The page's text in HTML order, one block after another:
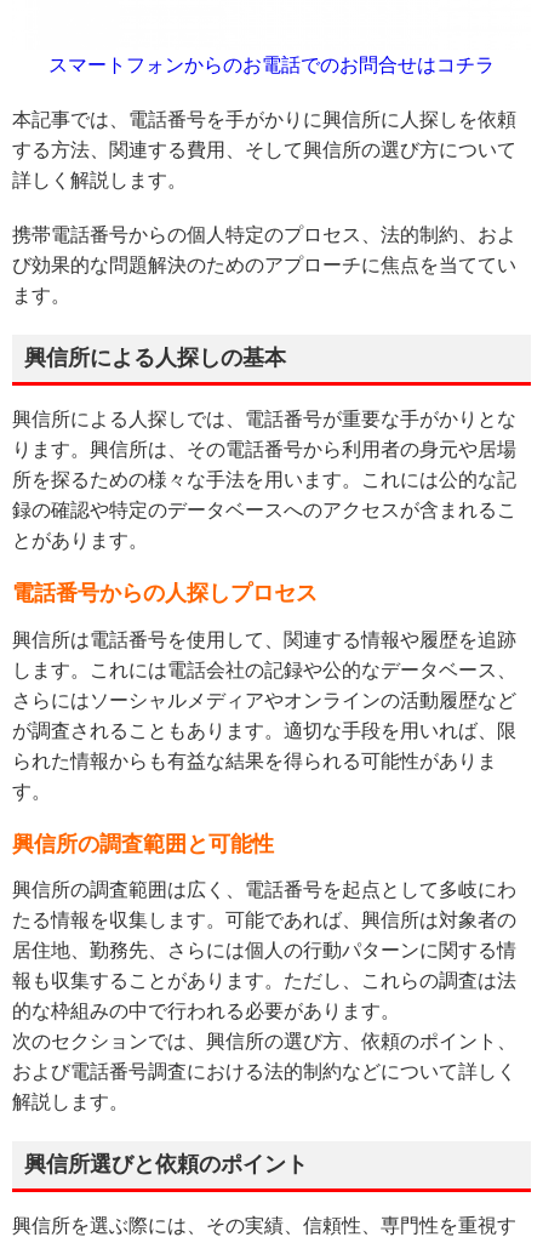
スマートフォンからのお電話でのお問合せはコチラ
本記事では、電話番号を手がかりに興信所に人探しを依頼
する方法、関連する費用、そして興信所の選び方について
詳しく解説します。
携帯電話番号からの個人特定のプロセス、法的制約、およ
び効果的な問題解決のためのアプローチに焦点を当ててい
ます。
興信所による人探しの基本
興信所による人探しでは、電話番号が重要な手がかりとな
ります。興信所は、その電話番号から利用者の身元や居場
所を探るための様々な手法を用います。これには公的な記
録の確認や特定のデータベースへのアクセスが含まれるこ
とがあります。
電話番号からの人探しプロセス
興信所は電話番号を使用して、関連する情報や履歴を追跡
します。これには電話会社の記録や公的なデータベース、
さらにはソーシャルメディアやオンラインの活動履歴など
が調査されることもあります。適切な手段を用いれば、限
られた情報からも有益な結果を得られる可能性がありま
す。
興信所の調査範囲と可能性
興信所の調査範囲は広く、電話番号を起点として多岐にわ
たる情報を収集します。可能であれば、興信所は対象者の
居住地、勤務先、さらには個人の行動パターンに関する情
報も収集することがあります。ただし、これらの調査は法
的な枠組みの中で行われる必要があります。
次のセクションでは、興信所の選び方、依頼のポイント、
および電話番号調査における法的制約などについて詳しく
解説します。
興信所選びと依頼のポイント
興信所を選ぶ際には、その実績、信頼性、専門性を重視す